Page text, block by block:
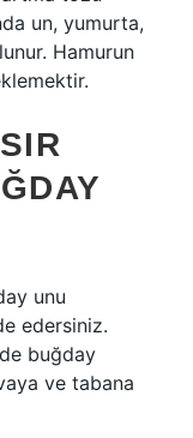
un, yumurta,
Hamurun
unu
edersiniz.
de buğday
ve tabana